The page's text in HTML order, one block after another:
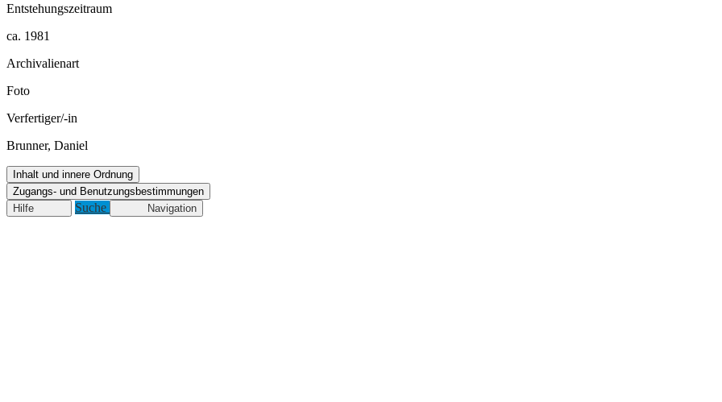
Entstehungszeitraum
ca. 1981
Archivalienart
Foto
Verfertiger/-in
Brunner, Daniel
Inhalt und innere Ordnung
Zugangs- und Benutzungsbestimmungen
Hilfe
Suche Navigation